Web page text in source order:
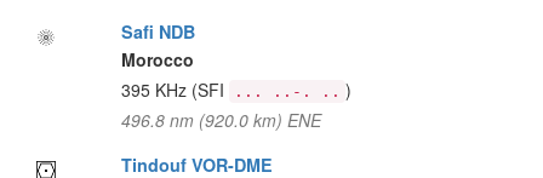
Safi NDB
Morocco
395 KHz (SFI ... ..-. .. )
496.8 nm (920.0 km) ENE
Tindouf VOR-DME